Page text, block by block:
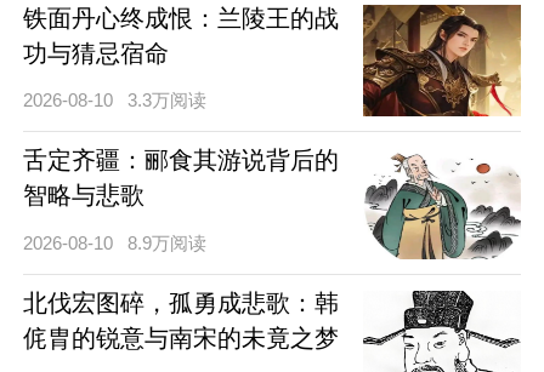
铁面丹心终成恨：兰陵王的战
功与猜忌宿命
2026-08-10 3.3万阅读
舌定齐疆：郦食其游说背后的
智略与悲歌
2026-08-10 8.9万阅读
北伐宏图碎，孤勇成悲歌：韩
侂胄的锐意与南宋的未竟之梦